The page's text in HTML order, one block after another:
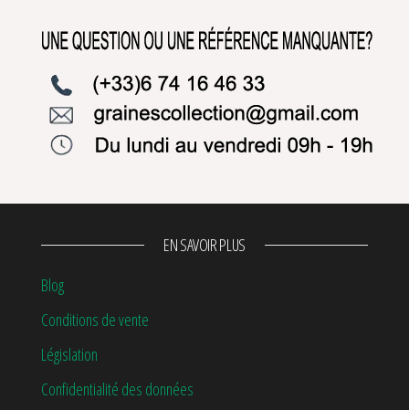
EN SAVOIR PLUS
Blog
Conditions de vente
Législation
Confidentialité des données